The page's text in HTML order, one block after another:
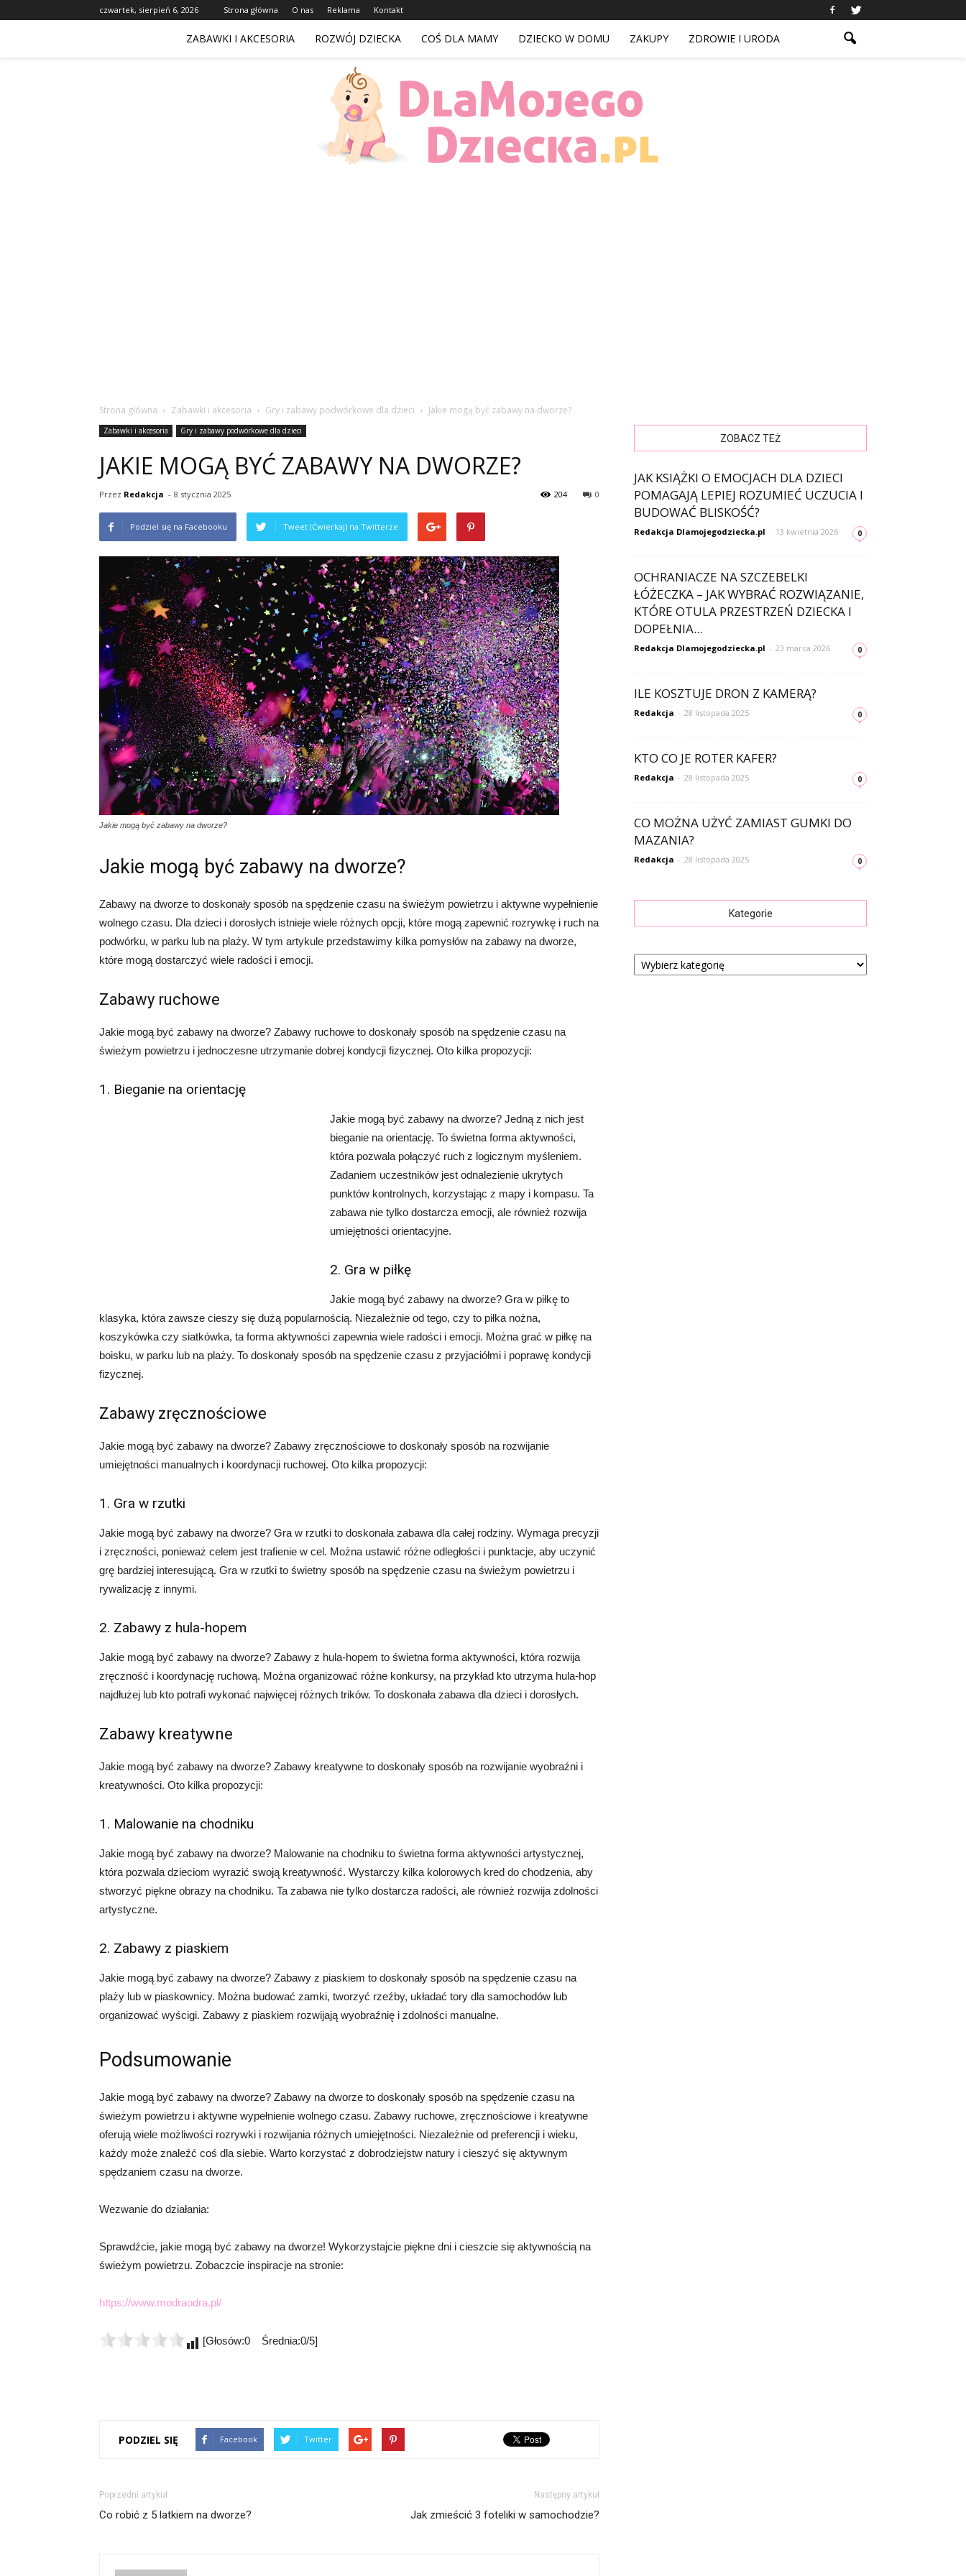
czwartek, sierpień 6, 2026 Strona główna O nas Reklama Kontakt
ZABAWKI I AKCESORIA ROZWÓJ DZIECKA COŚ DLA MAMY DZIECKO W DOMU ZAKUPY ZDROWIE I URODA
Strona główna Zabawki i akcesoria Gry i zabawy podwórkowe dla dzieci Jakie mogą być zabawy na dworze?
Zabawki i akcesoria Gry i zabawy podwórkowe dla dzieci
JAKIE MOGĄ BYĆ ZABAWY NA DWORZE?
Przez Redakcja - 8 stycznia 2025 0
204
Podziel się na Facebooku Tweet (Ćwierkaj) na Twitterze
Jakie mogą być zabawy na dworze?
Jakie mogą być zabawy na dworze?
Zabawy na dworze to doskonały sposób na spędzenie czasu na świeżym powietrzu i aktywne wypełnienie
wolnego czasu. Dla dzieci i dorosłych istnieje wiele różnych opcji, które mogą zapewnić rozrywkę i ruch na
podwórku, w parku lub na plaży. W tym artykule przedstawimy kilka pomysłów na zabawy na dworze,
które mogą dostarczyć wiele radości i emocji.
Zabawy ruchowe
Jakie mogą być zabawy na dworze? Zabawy ruchowe to doskonały sposób na spędzenie czasu na
świeżym powietrzu i jednoczesne utrzymanie dobrej kondycji fizycznej. Oto kilka propozycji:
1. Bieganie na orientację
Jakie mogą być zabawy na dworze? Jedną z nich jest
bieganie na orientację. To świetna forma aktywności,
która pozwala połączyć ruch z logicznym myśleniem.
Zadaniem uczestników jest odnalezienie ukrytych
punktów kontrolnych, korzystając z mapy i kompasu. Ta
zabawa nie tylko dostarcza emocji, ale również rozwija
umiejętności orientacyjne.
2. Gra w piłkę
Jakie mogą być zabawy na dworze? Gra w piłkę to
klasyka, która zawsze cieszy się dużą popularnością. Niezależnie od tego, czy to piłka nożna,
koszykówka czy siatkówka, ta forma aktywności zapewnia wiele radości i emocji. Można grać w piłkę na
boisku, w parku lub na plaży. To doskonały sposób na spędzenie czasu z przyjaciółmi i poprawę kondycji
fizycznej.
Zabawy zręcznościowe
Jakie mogą być zabawy na dworze? Zabawy zręcznościowe to doskonały sposób na rozwijanie
umiejętności manualnych i koordynacji ruchowej. Oto kilka propozycji:
1. Gra w rzutki
Jakie mogą być zabawy na dworze? Gra w rzutki to doskonała zabawa dla całej rodziny. Wymaga precyzji
i zręczności, ponieważ celem jest trafienie w cel. Można ustawić różne odległości i punktacje, aby uczynić
grę bardziej interesującą. Gra w rzutki to świetny sposób na spędzenie czasu na świeżym powietrzu i
rywalizację z innymi.
2. Zabawy z hula-hopem
Jakie mogą być zabawy na dworze? Zabawy z hula-hopem to świetna forma aktywności, która rozwija
zręczność i koordynację ruchową. Można organizować różne konkursy, na przykład kto utrzyma hula-hop
najdłużej lub kto potrafi wykonać najwięcej różnych trików. To doskonała zabawa dla dzieci i dorosłych.
Zabawy kreatywne
Jakie mogą być zabawy na dworze? Zabawy kreatywne to doskonały sposób na rozwijanie wyobraźni i
kreatywności. Oto kilka propozycji:
1. Malowanie na chodniku
Jakie mogą być zabawy na dworze? Malowanie na chodniku to świetna forma aktywności artystycznej,
która pozwala dzieciom wyrazić swoją kreatywność. Wystarczy kilka kolorowych kred do chodzenia, aby
stworzyć piękne obrazy na chodniku. Ta zabawa nie tylko dostarcza radości, ale również rozwija zdolności
artystyczne.
2. Zabawy z piaskiem
Jakie mogą być zabawy na dworze? Zabawy z piaskiem to doskonały sposób na spędzenie czasu na
plaży lub w piaskownicy. Można budować zamki, tworzyć rzeźby, układać tory dla samochodów lub
organizować wyścigi. Zabawy z piaskiem rozwijają wyobraźnię i zdolności manualne.
Podsumowanie
Jakie mogą być zabawy na dworze? Zabawy na dworze to doskonały sposób na spędzenie czasu na
świeżym powietrzu i aktywne wypełnienie wolnego czasu. Zabawy ruchowe, zręcznościowe i kreatywne
oferują wiele możliwości rozrywki i rozwijania różnych umiejętności. Niezależnie od preferencji i wieku,
każdy może znaleźć coś dla siebie. Warto korzystać z dobrodziejstw natury i cieszyć się aktywnym
spędzaniem czasu na dworze.
Wezwanie do działania:
Sprawdźcie, jakie mogą być zabawy na dworze! Wykorzystajcie piękne dni i cieszcie się aktywnością na
świeżym powietrzu. Zobaczcie inspiracje na stronie:
https://www.modraodra.pl/
[Głosów:0 Średnia:0/5]
PODZIEL SIĘ Facebook Twitter
Poprzedni artykuł
Co robić z 5 latkiem na dworze?
Następny artykuł
Jak zmieścić 3 foteliki w samochodzie?
ZOBACZ TEŻ
JAK KSIĄŻKI O EMOCJACH DLA DZIECI
POMAGAJĄ LEPIEJ ROZUMIEĆ UCZUCIA I
BUDOWAĆ BLISKOŚĆ?
Redakcja Dlamojegodziecka.pl - 13 kwietnia 2026 0
OCHRANIACZE NA SZCZEBELKI
ŁÓŻECZKA – JAK WYBRAĆ ROZWIĄZANIE,
KTÓRE OTULA PRZESTRZEŃ DZIECKA I
DOPEŁNIA...
Redakcja Dlamojegodziecka.pl - 23 marca 2026 0
ILE KOSZTUJE DRON Z KAMERĄ?
Redakcja - 28 listopada 2025 0
KTO CO JE ROTER KAFER?
Redakcja - 28 listopada 2025 0
CO MOŻNA UŻYĆ ZAMIAST GUMKI DO
MAZANIA?
Redakcja - 28 listopada 2025 0
Kategorie
Kategorie